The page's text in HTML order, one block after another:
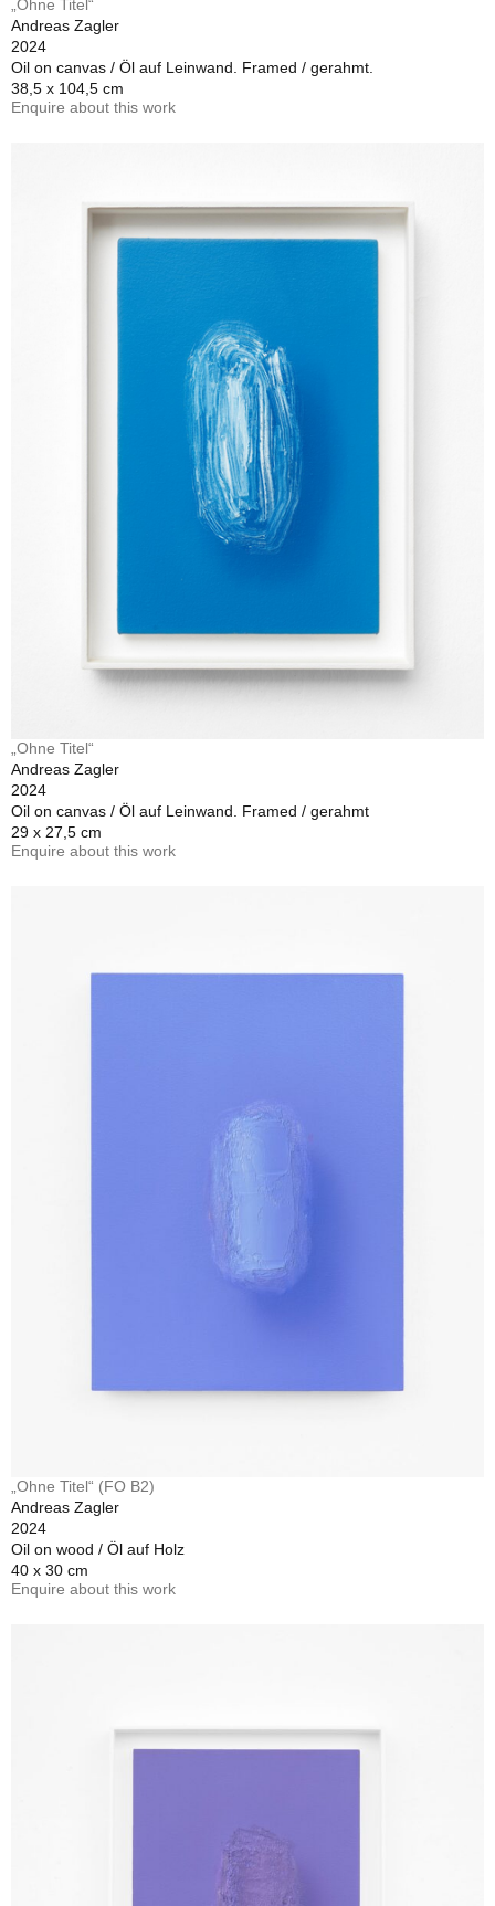
„Ohne Titel“
Andreas Zagler
2024
Oil on canvas / Öl auf Leinwand. Framed / gerahmt.
38,5 x 104,5 cm
Enquire about this work
„Ohne Titel“
Andreas Zagler
2024
Oil on canvas / Öl auf Leinwand. Framed / gerahmt
29 x 27,5 cm
Enquire about this work
„Ohne Titel“ (FO B2)
Andreas Zagler
2024
Oil on wood / Öl auf Holz
40 x 30 cm
Enquire about this work